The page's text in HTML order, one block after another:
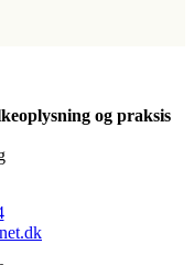
og praksis